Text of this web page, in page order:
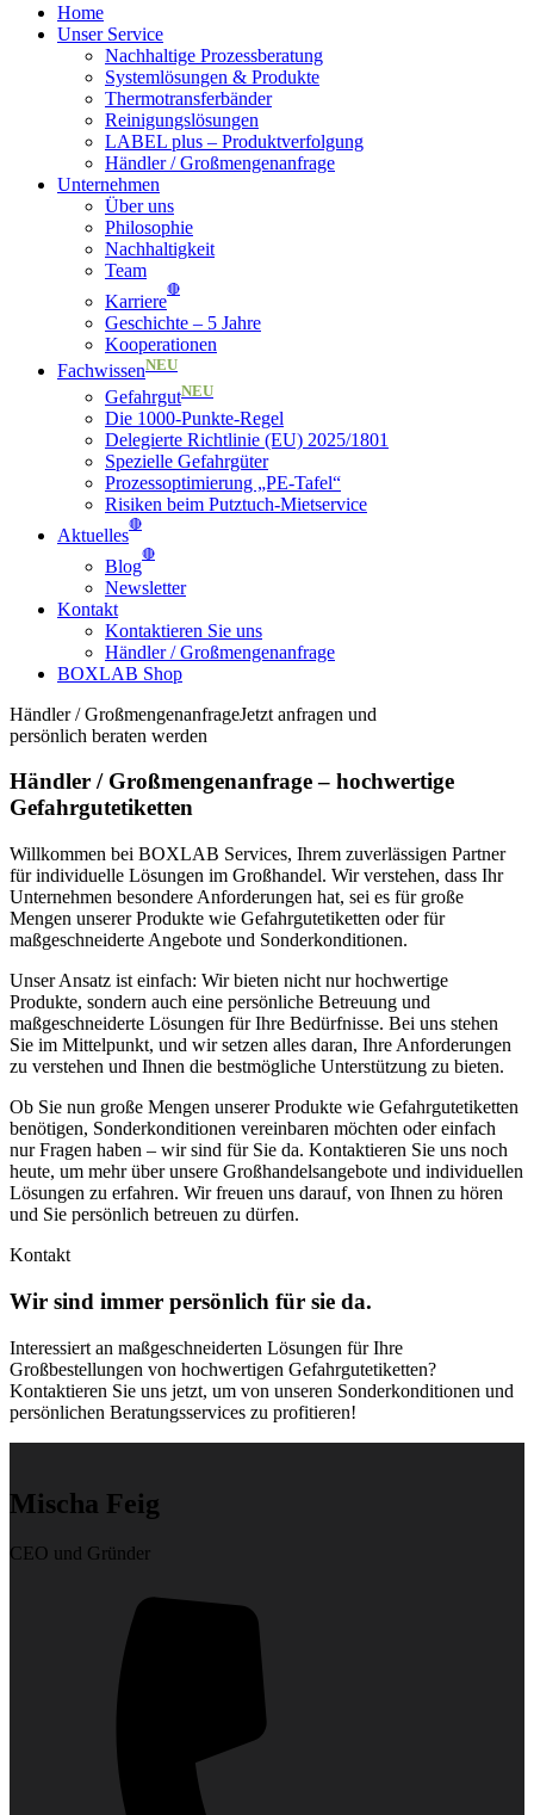
Home
Unser Service
Nachhaltige Prozessberatung
Systemlösungen & Produkte
Thermotransferbänder
Reinigungslösungen
LABEL plus – Produktverfolgung
Händler / Großmengenanfrage
Unternehmen
Über uns
Philosophie
Nachhaltigkeit
Team
Karriere
🔴
Geschichte – 5 Jahre
Kooperationen
FachwissenNEU
GefahrgutNEU
Die 1000-Punkte-Regel
Delegierte Richtlinie (EU) 2025/1801
Spezielle Gefahrgüter
Prozessoptimierung „PE-Tafel“
Risiken beim Putztuch-Mietservice
Aktuelles
🔴
Blog
🔴
Newsletter
Kontakt
Kontaktieren Sie uns
Händler / Großmengenanfrage
BOXLAB Shop
Händler / GroßmengenanfrageJetzt anfragen und
persönlich beraten werden
Händler / Großmengenanfrage – hochwertige
Gefahrgutetiketten
Willkommen bei BOXLAB Services, Ihrem zuverlässigen Partner
für individuelle Lösungen im Großhandel. Wir verstehen, dass Ihr
Unternehmen besondere Anforderungen hat, sei es für große
Mengen unserer Produkte wie Gefahrgutetiketten oder für
maßgeschneiderte Angebote und Sonderkonditionen.
Unser Ansatz ist einfach: Wir bieten nicht nur hochwertige
Produkte, sondern auch eine persönliche Betreuung und
maßgeschneiderte Lösungen für Ihre Bedürfnisse. Bei uns stehen
Sie im Mittelpunkt, und wir setzen alles daran, Ihre Anforderungen
zu verstehen und Ihnen die bestmögliche Unterstützung zu bieten.
Ob Sie nun große Mengen unserer Produkte wie Gefahrgutetiketten
benötigen, Sonderkonditionen vereinbaren möchten oder einfach
nur Fragen haben – wir sind für Sie da. Kontaktieren Sie uns noch
heute, um mehr über unsere Großhandelsangebote und individuellen
Lösungen zu erfahren. Wir freuen uns darauf, von Ihnen zu hören
und Sie persönlich betreuen zu dürfen.
Kontakt
Wir sind immer persönlich für sie da.
Interessiert an maßgeschneiderten Lösungen für Ihre
Großbestellungen von hochwertigen Gefahrgutetiketten?
Kontaktieren Sie uns jetzt, um von unseren Sonderkonditionen und
persönlichen Beratungsservices zu profitieren!
Mischa Feig
CEO und Gründer